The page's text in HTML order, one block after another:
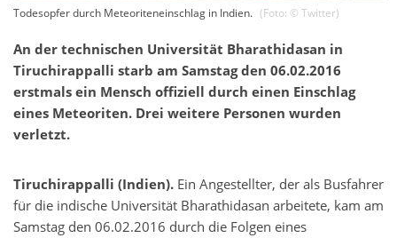
Todesopfer durch Meteoriteneinschlag in Indien. (Foto: © Twitter)
An der technischen Universität Bharathidasan in
Tiruchirappalli starb am Samstag den 06.02.2016
erstmals ein Mensch offiziell durch einen Einschlag
eines Meteoriten. Drei weitere Personen wurden
verletzt.
Tiruchirappalli (Indien). Ein Angestellter, der als Busfahrer
für die indische Universität Bharathidasan arbeitete, kam am
Samstag den 06.02.2016 durch die Folgen eines